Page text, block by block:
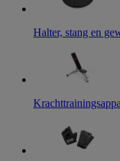
Halter, stang en